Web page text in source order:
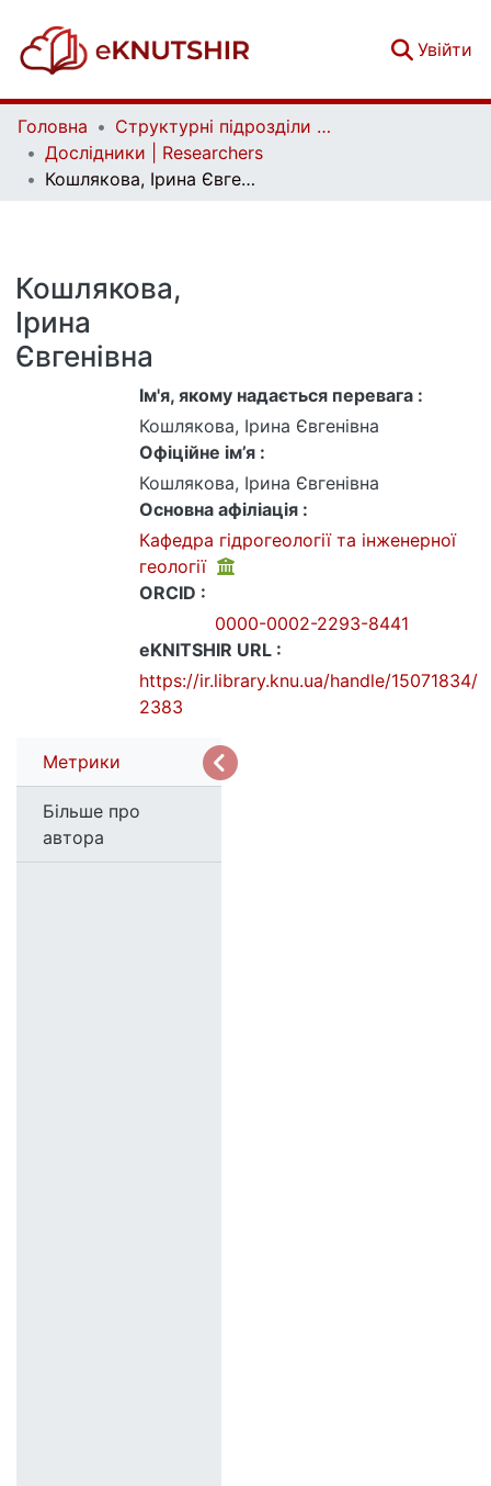
Увійти
Головна
Структурні підрозділи Київського національного університету імені Тараса Шевченка та Організації | Faculties, Institutes and Departments of Taras Shevchenko National University of Kyiv and Organizations
Дослідники | Researchers
Кошлякова, Ірина Євгенівна
Кошлякова,
Ірина
Євгенівна
Ім'я, якому надається перевага :
Кошлякова, Ірина Євгенівна
Офіційне ім’я :
Кошлякова, Ірина Євгенівна
Основна афіліація :
Кафедра гідрогеології та інженерної
геології
ORCID :
0000-0002-2293-8441
eKNITSHIR URL :
https://ir.library.knu.ua/handle/15071834/
2383
Метрики
Більше про
автора